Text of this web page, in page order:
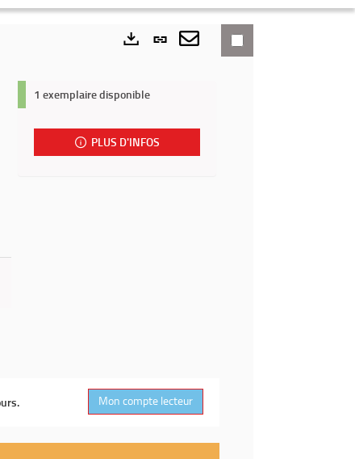
Lien
permanent
fenêtre)
Envoyer
mail
1 exemplaire disponible
PLUS D'INFOS
Mon compte lecteur